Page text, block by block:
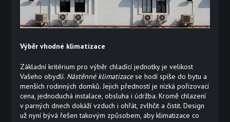
Výběr vhodné klimatizace
Základní kritérium pro výběr chladící jednotky je velikost
Vašeho obydlí. Nástěnné klimatizacese hodí spíše do bytu a
menších rodinných domků. Jejich předností je nízká pořizovací
cena, jednoduchá instalace, obsluha i údržba. Kromě chlazení
v parných dnech dokáží vzduch i ohřát, zvlhčit a čistit. Design
už nyní bývá řešen takovým způsobem, aby klimatizace co